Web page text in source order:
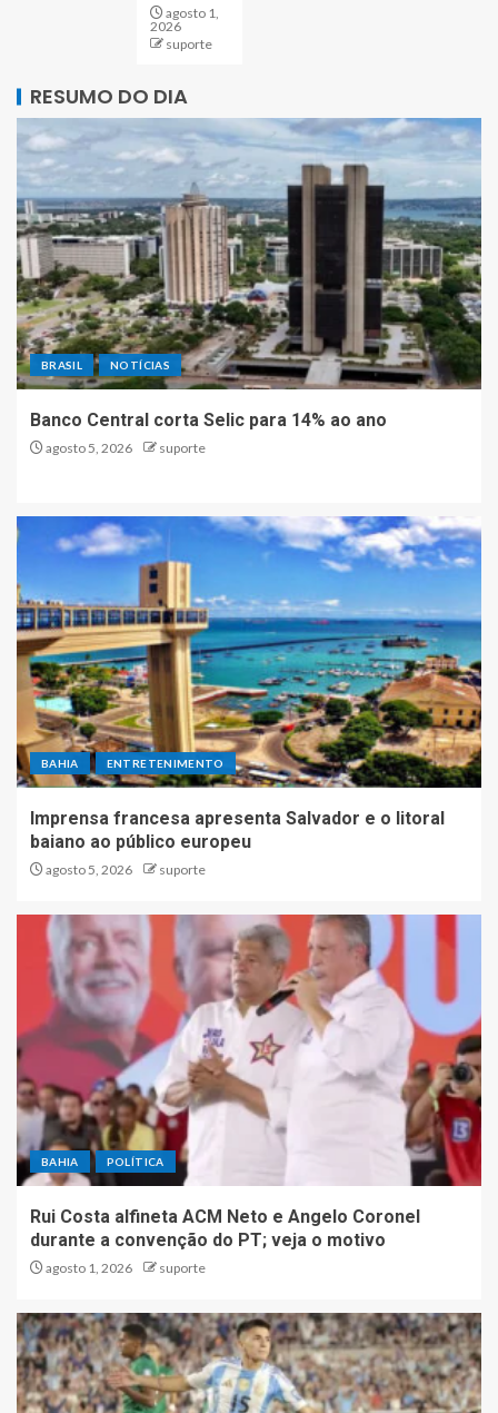
agosto 1,
2026
suporte
RESUMO DO DIA
BRASIL NOTÍCIAS
Banco Central corta Selic para 14% ao ano
agosto 5, 2026 suporte
BAHIA ENTRETENIMENTO
Imprensa francesa apresenta Salvador e o litoral
baiano ao público europeu
agosto 5, 2026 suporte
BAHIA POLÍTICA
Rui Costa alfineta ACM Neto e Angelo Coronel
durante a convenção do PT; veja o motivo
agosto 1, 2026 suporte